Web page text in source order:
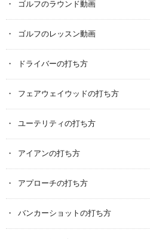
ゴルフのラウンド動画
ゴルフのレッスン動画
ドライバーの打ち方
フェアウェイウッドの打ち方
ユーテリティの打ち方
アイアンの打ち方
アプローチの打ち方
バンカーショットの打ち方